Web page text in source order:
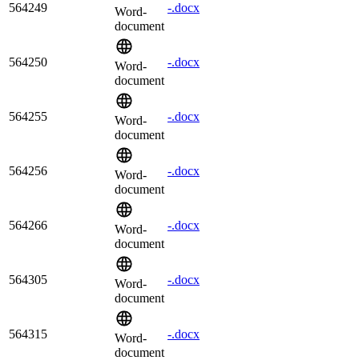
564249
Word-
document
-.docx
564250
Word-
document
-.docx
564255
Word-
document
-.docx
564256
Word-
document
-.docx
564266
Word-
document
-.docx
564305
Word-
document
-.docx
564315
Word-
document
-.docx